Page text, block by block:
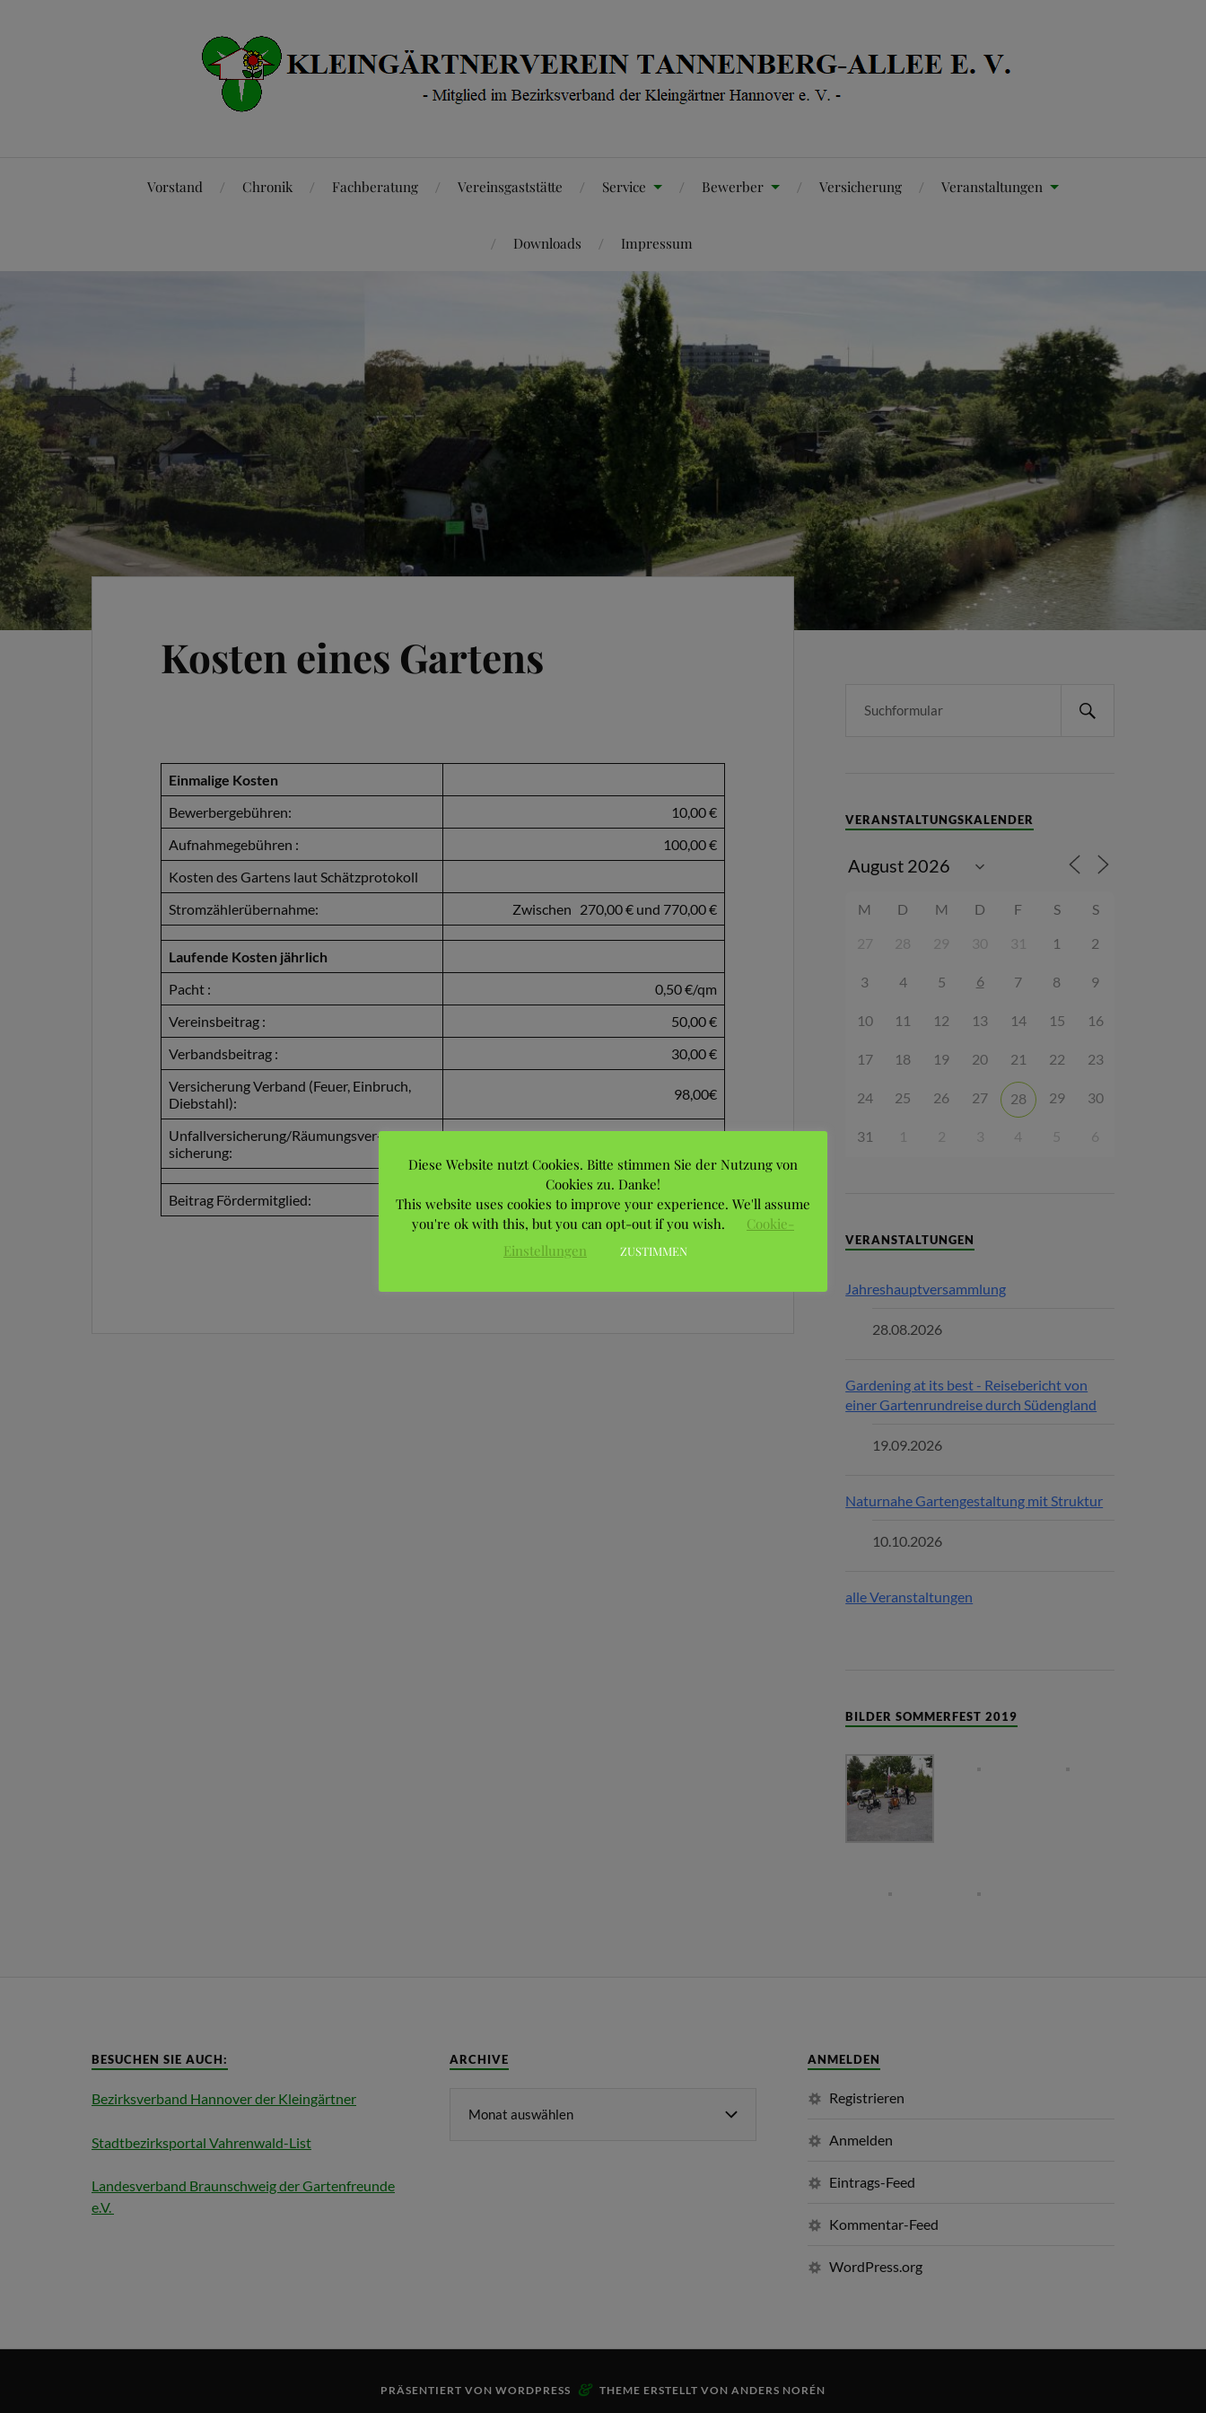
Vorstand Chronik Fachberatung Vereinsgaststätte Service Bewerber Versicherung Veranstaltungen
Downloads Impressum
Kosten eines Gartens
Einmalige Kosten
Bewerbergebühren:
10,00 €
Aufnahmegebühren :
100,00 €
Kosten des Gartens laut Schätzprotokoll
Stromzählerübernahme:
Zwischen 270,00 € und 770,00 €
Laufende Kosten jährlich
Pacht :
0,50 €/qm
Vereinsbeitrag :
50,00 €
Verbandsbeitrag :
30,00 €
Versicherung Verband (Feuer, Einbruch,
Diebstahl):
98,00€
Unfallversicherung/Räumungsver-
sicherung:
Beitrag Fördermitglied: 25,00 €
VERANSTALTUNGSKALENDER
M D M D F S S
27 28 29 30 31 1 2
3 4 5 6 7 8 9
10 11 12 13 14 15 16
17 18 19 20 21 22 23
24 25 26 27 28 29 30
31 1 2 3 4 5 6
VERANSTALTUNGEN
Jahreshauptversammlung
28.08.2026
Gardening at its best - Reisebericht von
einer Gartenrundreise durch Südengland
19.09.2026
Naturnahe Gartengestaltung mit Struktur
10.10.2026
alle Veranstaltungen
BILDER SOMMERFEST 2019
BESUCHEN SIE AUCH:
Bezirksverband Hannover der Kleingärtner
Stadtbezirksportal Vahrenwald-List
Landesverband Braunschweig der Gartenfreunde
e.V.
ARCHIVE ANMELDEN
Registrieren
Anmelden
Eintrags-Feed
Kommentar-Feed
WordPress.org
PRÄSENTIERT VON WORDPRESS & THEME ERSTELLT VON ANDERS NORÉN
Diese Website nutzt Cookies. Bitte stimmen Sie der Nutzung von
Cookies zu. Danke!
This website uses cookies to improve your experience. We'll assume
you're ok with this, but you can opt-out if you wish.
Cookie-
Einstellungen
ZUSTIMMEN